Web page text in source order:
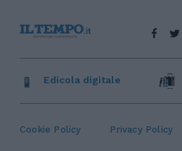
Cookie Policy Privacy Policy
Edicola digitale